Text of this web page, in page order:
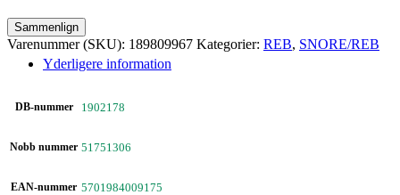
Sammenlign
Varenummer (SKU): 189809967 Kategorier: REB, SNORE/REB
Yderligere information
DB-nummer 1902178
Nobb nummer 51751306
EAN-nummer 5701984009175